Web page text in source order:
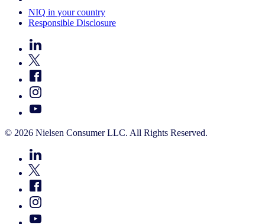
NIQ in your country
Responsible Disclosure
© 2026 Nielsen Consumer LLC. All Rights Reserved.